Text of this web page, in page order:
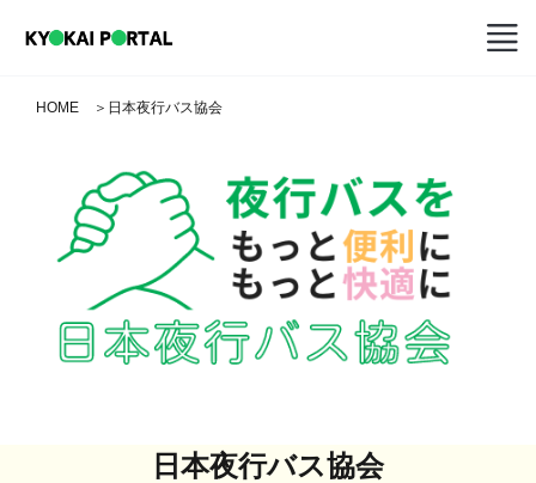
HOME ＞ 日本夜行バス協会
日本夜行バス協会